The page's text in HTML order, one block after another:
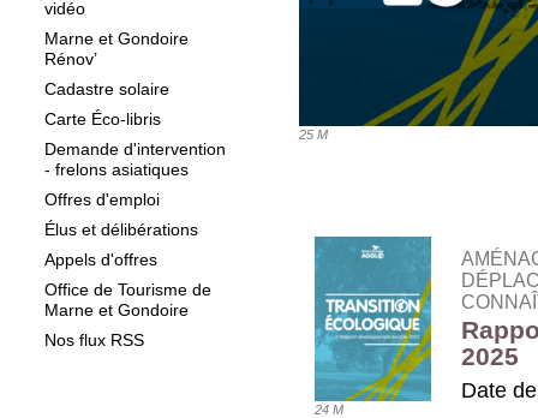
vidéo
Marne et Gondoire
Rénov’
Cadastre solaire
Carte Éco-libris
Demande d'intervention
- frelons asiatiques
Offres d'emploi
Élus et délibérations
Appels d'offres
Office de Tourisme de
Marne et Gondoire
Nos flux RSS
25 M
24 M
2025
Date